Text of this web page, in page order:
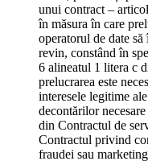
unui contract –
în măsura în care
operatorul de date
revin, constând în
6 alineatul 1 litera c
prelucrarea este
interesele legitime
decontărilor
din Contractul de
Contractul privind
fraudei sau